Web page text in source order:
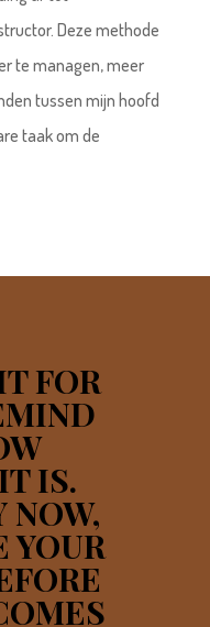
Deze methode
te managen, meer
tussen mijn hoofd
taak om de
FOR
IS.
NOW,
YOUR